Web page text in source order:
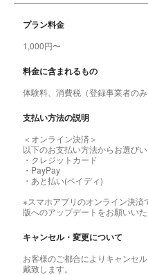
プラン料金
1,000円〜
料金に含まれるもの
体験料、消費税（登録事業者の
支払い方法の説明
＜オンライン決済＞
以下のお支払い方法からお選びい
・クレジットカード
・PayPay
・あと払い(ペイディ)
※スマホアプリのオンライン決
版へのアップデートをお願いいた
キャンセル・変更について
お客様のご都合によりキャンセ
戴致します。